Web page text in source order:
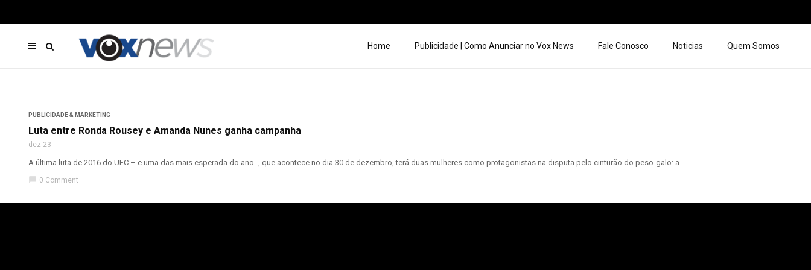
Home Publicidade | Como Anunciar no Vox News Fale Conosco Noticias Quem Somos
PUBLICIDADE & MARKETING
Luta entre Ronda Rousey e Amanda Nunes ganha campanha
dez 23
A última luta de 2016 do UFC – e uma das mais esperada do ano -, que acontece no dia 30 de dezembro, terá duas mulheres como protagonistas na disputa pelo cinturão do peso-galo: a ...
chat_bubble 0 Comment